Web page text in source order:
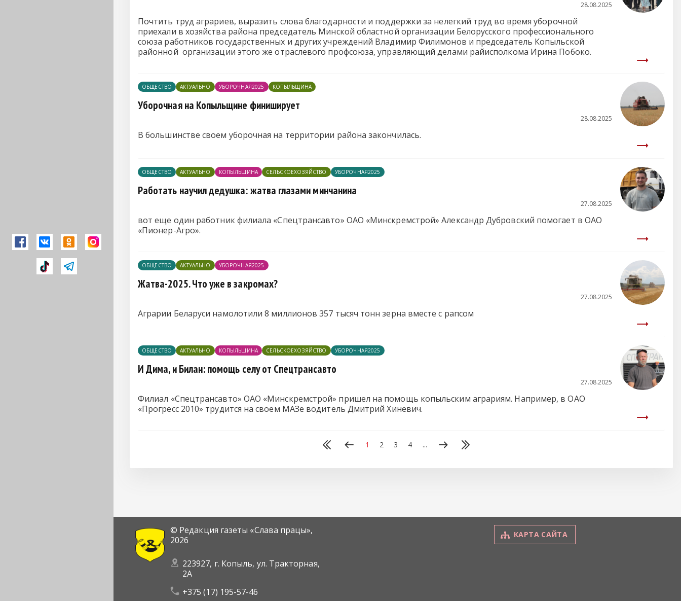
28.08.2025
Почтить труд аграриев, выразить слова благодарности и поддержки за нелегкий труд во время уборочной
приехали в хозяйства района председатель Минской областной организации Белорусского профессионального
союза работников государственных и других учреждений Владимир Филимонов и председатель Копыльской
районной организации этого же отраслевого профсоюза, управляющий делами райисполкома Ирина Побоко.
ОБЩЕСТВО АКТУАЛЬНО УБОРОЧНАЯ2025 КОПЫЛЬЩИНА
Уборочная на Копыльщине финиширует
28.08.2025
В большинстве своем уборочная на территории района закончилась.
ОБЩЕСТВО АКТУАЛЬНО КОПЫЛЬЩИНА СЕЛЬСКОЕХОЗЯЙСТВО УБОРОЧНАЯ2025
Работать научил дедушка: жатва глазами минчанина
27.08.2025
вот еще один работник филиала «Спецтрансавто» ОАО «Минскремстрой» Александр Дубровский помогает в ОАО
«Пионер-Агро».
ОБЩЕСТВО АКТУАЛЬНО УБОРОЧНАЯ2025
Жатва-2025. Что уже в закромах?
27.08.2025
Аграрии Беларуси намолотили 8 миллионов 357 тысяч тонн зерна вместе с рапсом
ОБЩЕСТВО АКТУАЛЬНО КОПЫЛЬЩИНА СЕЛЬСКОЕХОЗЯЙСТВО УБОРОЧНАЯ2025
И Дима, и Билан: помощь селу от Спецтрансавто
27.08.2025
Филиал «Спецтрансавто» ОАО «Минскремстрой» пришел на помощь копыльским аграриям. Например, в ОАО
«Прогресс 2010» трудится на своем МАЗе водитель Дмитрий Хиневич.
1 2 3 4 ...
© Редакция газеты «Слава працы»,
2026
223927, г. Копыль, ул. Тракторная,
2А
+375 (17) 195-57-46
КАРТА САЙТА